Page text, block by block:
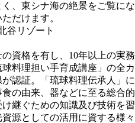
、東シナ海の絶景をご覧にな
だけます。
資格を有し、10年以上の実務
料理担い手育成講座」の全カ
認証。「琉球料理伝承人」に
の由来、器などに至る総合的
継ぐための知識及び技術を習
源としての活用に資する様々